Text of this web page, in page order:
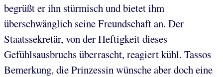
begrüßt er ihn stürmisch und bietet ihm
überschwänglich seine Freundschaft an. Der
Staatssekretär, von der Heftigkeit dieses
Gefühlsausbruchs überrascht, reagiert kühl. Tassos
Bemerkung, die Prinzessin wünsche aber doch eine